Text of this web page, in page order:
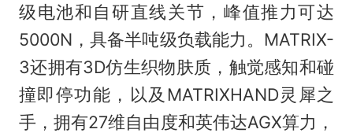
级电池和自研直线关节，峰值推力可达
5000N，具备半吨级负载能力。MATRIX-
3还拥有3D仿生织物肤质，触觉感知和碰
撞即停功能，以及MATRIXHAND灵犀之
手，拥有27维自由度和英伟达AGX算力，